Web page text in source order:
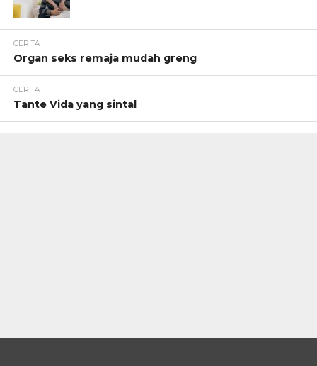
CERITA
Organ seks remaja mudah greng
CERITA
Tante Vida yang sintal